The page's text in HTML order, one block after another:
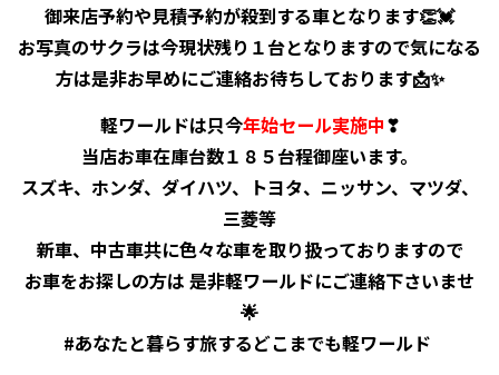
御来店予約や見積予約が殺到する車となります👏💓
お写真のサクラは今現状残り１台となりますので気になる
方は是非お早めにご連絡お待ちしております📩✨
軽ワールドは只今年始セール実施中❣
当店お車在庫台数１８５台程御座います。
スズキ、ホンダ、ダイハツ、トヨタ、ニッサン、マツダ、
三菱等
新車、中古車共に色々な車を取り扱っておりますので
お車をお探しの方は 是非軽ワールドにご連絡下さいませ
🌟
#あなたと暮らす旅するどこまでも軽ワールド ⁡